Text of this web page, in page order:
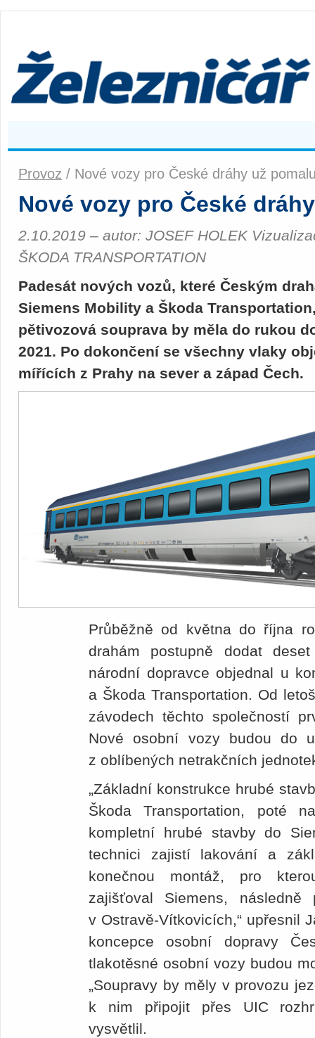
Provoz / Nové vozy pro České dráhy už
Nové vozy pro České
2.10.2019 – autor: JOSEF HOLEK
ŠKODA TRANSPORTATION
Padesát nových vozů, které Českým
Siemens Mobility a Škoda
pětivozová souprava by měla do rukou
2021. Po dokončení se všechny vlaky
mířících z Prahy na sever a západ Čech.
Průběžně od května do října
drahám postupně dodat
národní dopravce objednal u
a Škoda Transportation. Od
závodech těchto společností
Nové osobní vozy budou do
z oblíbených netrakčních
„Základní konstrukce hrubé
Škoda Transportation, poté
kompletní hrubé stavby do
technici zajistí lakování a
konečnou montáž, pro
zajišťoval Siemens,
v Ostravě-Vítkovicích,“ upřesnil
koncepce osobní dopravy
tlakotěsné osobní vozy ­budou
„Soupravy by měly v provozu
k nim připojit přes UIC
vysvětlil.